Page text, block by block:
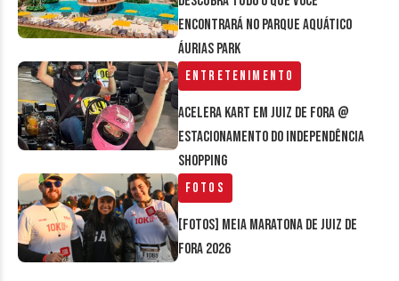
encontrará no parque aquático
Áurias Park
Entretenimento
Acelera Kart em Juiz de Fora @
estacionamento do Independência
Shopping
Fotos
[FOTOS] Meia Maratona de Juiz de
Fora 2026